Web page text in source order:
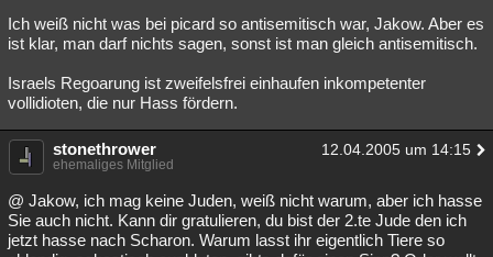
Ich weiß nicht was bei picard so antisemitisch war, Jakow. Aber es
ist klar, man darf nichts sagen, sonst ist man gleich antisemitisch.
Israels Regoarung ist zweifelsfrei einhaufen inkompetenter
vollidioten, die nur Hass fördern.
stonethrower 12.04.2005 um 14:15
ehemaliges Mitglied
@ Jakow, ich mag keine Juden, weiß nicht warum, aber ich hasse
Sie auch nicht. Kann dir gratulieren, du bist der 2.te Jude den ich
jetzt hasse nach Scharon. Warum lasst ihr eigentlich Tiere so